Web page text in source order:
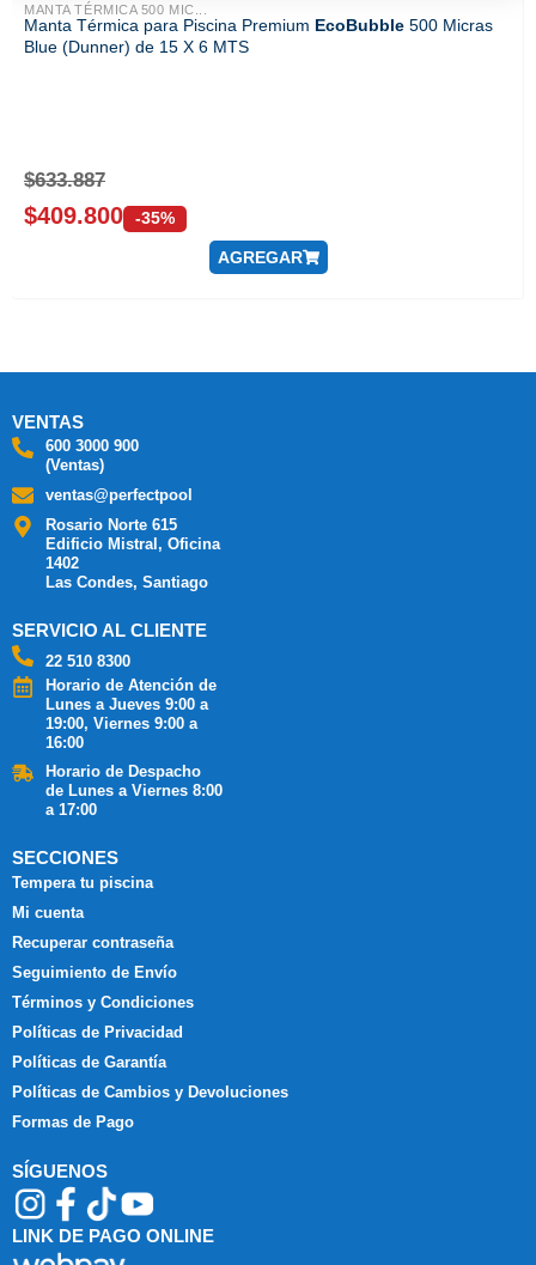
MANTA TÉRMICA 500 MIC...
Manta Térmica para Piscina Premium EcoBubble 500 Micras
Blue (Dunner) de 15 X 6 MTS
$633.887
$409.800 -35%
AGREGAR
VENTAS
600 3000 900
(Ventas)
ventas@perfectpool
Rosario Norte 615
Edificio Mistral, Oficina
1402
Las Condes, Santiago
SERVICIO AL CLIENTE
22 510 8300
Horario de Atención de
Lunes a Jueves 9:00 a
19:00, Viernes 9:00 a
16:00
Horario de Despacho
de Lunes a Viernes 8:00
a 17:00
SECCIONES
Tempera tu piscina
Mi cuenta
Recuperar contraseña
Seguimiento de Envío
Términos y Condiciones
Políticas de Privacidad
Políticas de Garantía
Políticas de Cambios y Devoluciones
Formas de Pago
SÍGUENOS
LINK DE PAGO ONLINE